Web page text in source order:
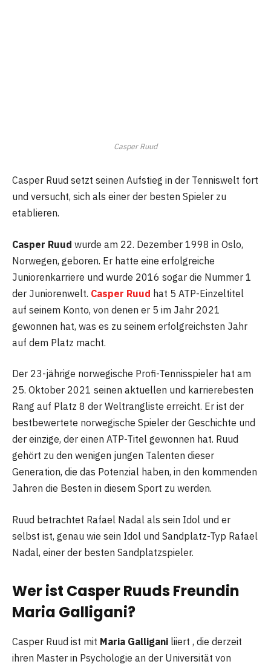
Casper Ruud
Casper Ruud setzt seinen Aufstieg in der Tenniswelt fort
und versucht, sich als einer der besten Spieler zu
etablieren.
Casper Ruud wurde am 22. Dezember 1998 in Oslo,
Norwegen, geboren. Er hatte eine erfolgreiche
Juniorenkarriere und wurde 2016 sogar die Nummer 1
der Juniorenwelt. Casper Ruud hat 5 ATP-Einzeltitel
auf seinem Konto, von denen er 5 im Jahr 2021
gewonnen hat, was es zu seinem erfolgreichsten Jahr
auf dem Platz macht.
Der 23-jährige norwegische Profi-Tennisspieler hat am
25. Oktober 2021 seinen aktuellen und karrierebesten
Rang auf Platz 8 der Weltrangliste erreicht. Er ist der
bestbewertete norwegische Spieler der Geschichte und
der einzige, der einen ATP-Titel gewonnen hat. Ruud
gehört zu den wenigen jungen Talenten dieser
Generation, die das Potenzial haben, in den kommenden
Jahren die Besten in diesem Sport zu werden.
Ruud betrachtet Rafael Nadal als sein Idol und er
selbst ist, genau wie sein Idol und Sandplatz-Typ Rafael
Nadal, einer der besten Sandplatzspieler.
Wer ist Casper Ruuds Freundin
Maria Galligani?
Casper Ruud ist mit Maria Galligani liiert , die derzeit
ihren Master in Psychologie an der Universität von